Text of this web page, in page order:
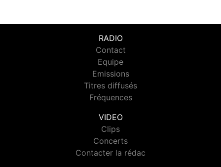
RADIO
Contact
Equipe
Emissions
Titres diffusés
Fréquences
VIDEO
Clips
Concerts
Contacter la rédac